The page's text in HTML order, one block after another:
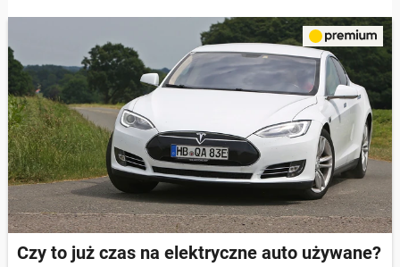
Czy to już czas na elektryczne auto używane?